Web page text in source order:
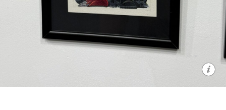
Работы, созданные специально для
выставки, не являются татуировками,
но сохраняют их энергию и эстетику,
что позволяет расширить границы